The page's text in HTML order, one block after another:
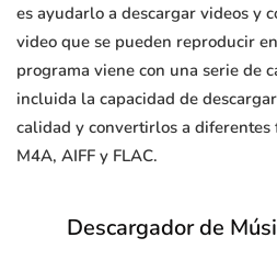
es ayudarlo a descargar videos y
video que se pueden reproducir
programa viene con una serie de
incluida la capacidad de
calidad y convertirlos a diferentes
M4A, AIFF y FLAC.
Descargador de